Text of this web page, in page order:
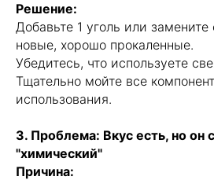
Решение:
Добавьте 1 уголь или
новые, хорошо прокаленные.
Убедитесь, что используете
Тщательно мойте все
использования.
3. Проблема: Вкус есть, но он
"химический"
Причина: